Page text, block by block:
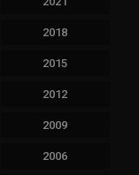
2018
2015
2012
2009
2006